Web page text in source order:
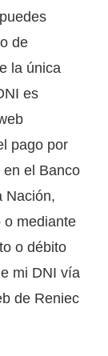
de
la única
es
pago por
el Banco
Nación,
o mediante
o débito
mi DNI vía
de Reniec